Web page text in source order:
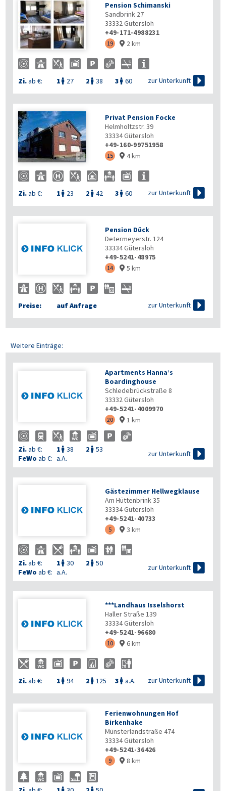
Pension Schimanski
Sandbrink 27
33332Gütersloh
+49-171-4988231
19  2 km
Zi.ab €: 1  27 2  38 3  60 zur Unterkunft 

Privat Pension Focke
Helmholtzstr. 39
33334Gütersloh
+49-160-99751958
15  4 km
Zi.ab €: 1  23 2  42 3  60 zur Unterkunft 
Pension Dück
Determeyerstr. 124
33334Gütersloh
+49-5241-48975
14  5 km
Preise: auf Anfrage zur Unterkunft 
Weitere Einträge:
Apartments Hanna’s
Boardinghouse
Schledebrückstraße 8
33332Gütersloh
+49-5241-4009970
20  1 km
Zi.ab €: 1  38 2  53
FeWo ab €: a.A.
zur Unterkunft 
Gästezimmer Hellwegklause
Am Hüttenbrink 35
33334Gütersloh
+49-5241-40733
5  3 km
Zi.ab €: 1  30 2  50
FeWo ab €: a.A.
zur Unterkunft 
***Landhaus Isselshorst
Haller Straße 139
33334Gütersloh
+49-5241-96680
10  6 km
Zi.ab €: 1  94 2  125 3  a.A. zur Unterkunft 
Ferienwohnungen Hof
Birkenhake
Münsterlandstraße 474
33334Gütersloh
+49-5241-36426
9  8 km